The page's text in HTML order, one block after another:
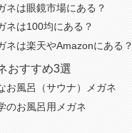
ネは眼鏡市場にある？
ネは100均にある？
ネは楽天やAmazonにある？
おすすめ3選
お風呂（サウナ）メガネ
のお風呂用メガネ